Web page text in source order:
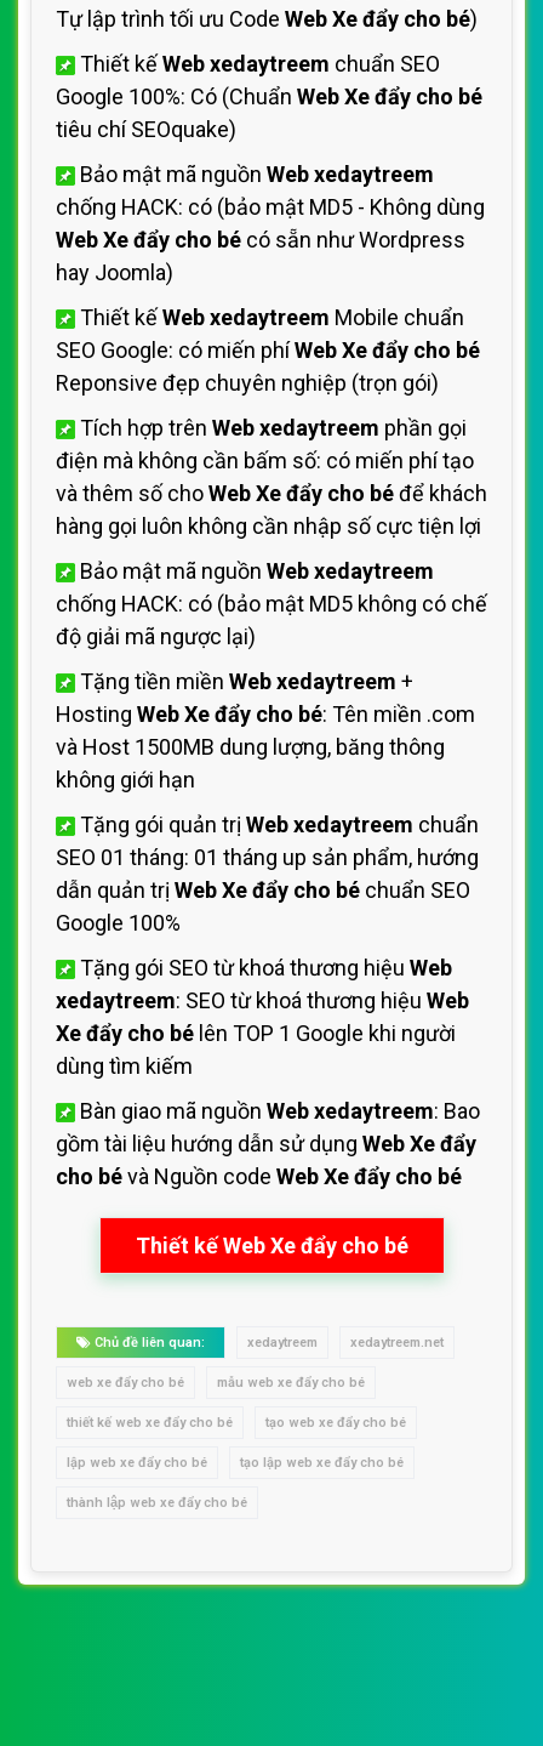
Tự lập trình tối ưu Code Web Xe đẩy cho bé)
Thiết kếWeb xedaytreem chuẩn SEO
Google 100%: Có (Chuẩn Web Xe đẩy cho bé
tiêu chí SEOquake)
Bảo mật mã nguồn Web xedaytreem
chống HACK: có (bảo mật MD5 - Không dùng
Web Xe đẩy cho bé có sẵn như Wordpress
hay Joomla)
Thiết kếWeb xedaytreem Mobile chuẩn
SEO Google: có miến phíWeb Xe đẩy cho bé
Reponsive đẹp chuyên nghiệp (trọn gói)
Tích hợp trên Web xedaytreem phần gọi
điện mà không cần bấm số: có miến phí tạo
và thêm số choWeb Xe đẩy cho béđể khách
hàng gọi luôn không cần nhập số cực tiện lợi
Bảo mật mã nguồn Web xedaytreem
chống HACK: có (bảo mật MD5 không có chế
độ giải mã ngược lại)
Tặng tiền miền Web xedaytreem +
Hosting Web Xe đẩy cho bé: Tên miền .com
và Host 1500MB dung lượng, băng thông
không giới hạn
Tặng gói quản trị Web xedaytreem chuẩn
SEO 01 tháng: 01 tháng up sản phẩm, hướng
dẫn quản trị Web Xe đẩy cho bé chuẩn SEO
Google 100%
Tặng gói SEO từ khoá thương hiệu Web
xedaytreem: SEO từ khoá thương hiệu Web
Xe đẩy cho bé lên TOP 1 Google khi người
dùng tìm kiếm
Bàn giao mã nguồn Web xedaytreem: Bao
gồm tài liệu hướng dẫn sử dụng Web Xe đẩy
cho bévà Nguồn code Web Xe đẩy cho bé
Thiết kế Web Xe đẩy cho bé
Chủ đề liên quan: xedaytreem xedaytreem.net
web xe đẩy cho bé mẫu web xe đẩy cho bé
thiết kế web xe đẩy cho bé tạo web xe đẩy cho bé
lập web xe đẩy cho bé tạo lập web xe đẩy cho bé
thành lập web xe đẩy cho bé